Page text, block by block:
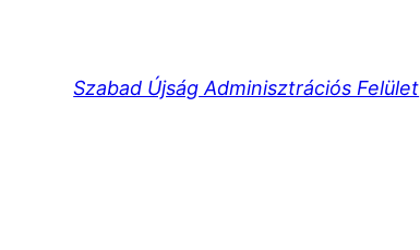
tartalomhoz
Szabad Újság Adminisztrációs Felület